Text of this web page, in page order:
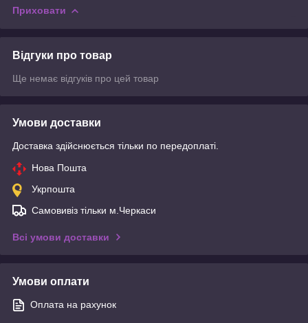
Приховати
Відгуки про товар
Ще немає відгуків про цей товар
Умови доставки
Доставка здійснюється тільки по передоплаті.
Нова Пошта
Укрпошта
Самовивіз тільки м.Черкаси
Всі умови доставки
Умови оплати
Оплата на рахунок